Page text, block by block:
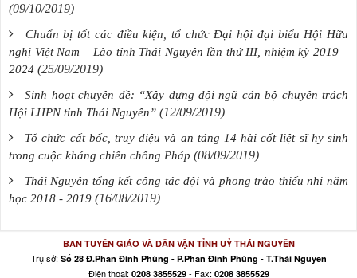
(09/10/2019)
Chuẩn bị tốt các điều kiện, tổ chức Đại hội đại biểu Hội Hữu
nghị Việt Nam – Lào tỉnh Thái Nguyên lần thứ III, nhiệm kỳ 2019 –
2024 (25/09/2019)
Sinh hoạt chuyên đề: “Xây dựng đội ngũ cán bộ chuyên trách
Hội LHPN tỉnh Thái Nguyên” (12/09/2019)
Tổ chức cất bốc, truy điệu và an táng 14 hài cốt liệt sĩ hy sinh
trong cuộc kháng chiến chống Pháp (08/09/2019)
Thái Nguyên tổng kết công tác đội và phong trào thiếu nhi năm
học 2018 - 2019 (16/08/2019)
BAN TUYÊN GIÁO VÀ DÂN VẬN TỈNH UỶ THÁI NGUYÊN
Trụ sở: Số 28 Đ.Phan Đình Phùng - P.Phan Đình Phùng - T.Thái Nguyên
Điện thoại: 0208 3855529- Fax: 0208 3855529